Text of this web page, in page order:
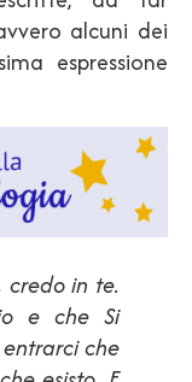
alcuni dei
espressione
in te.
e che Si
che